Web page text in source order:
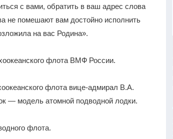
с вами, обратить в ваш адрес слова
не помешают вам достойно исполнить
на вас Родина».
флота ВМФ России.
флота вице-адмирал В.А.
— модель атомной подводной лодки.
флота.